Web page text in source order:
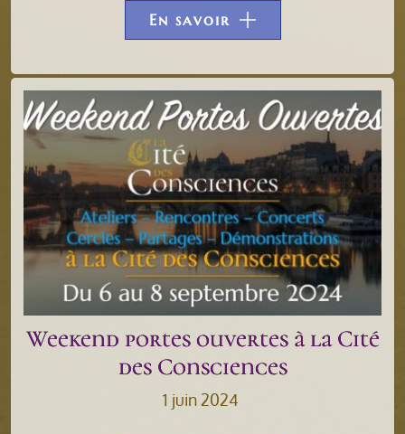
En savoir
Weekend portes ouvertes à la Cité
des Consciences
1 juin 2024